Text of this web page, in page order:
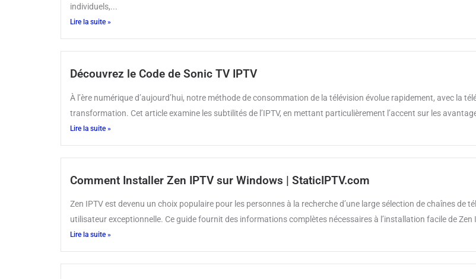
individuels,...
Lire la suite »
Découvrez le Code de Sonic TV IPTV
À l’ère numérique d’aujourd’hui, notre méthode de consommation de la télévision évolue rapidement, avec la
transformation. Cet article examine les subtilités de l’IPTV, en mettant particulièrement l’accent sur les
Lire la suite »
Comment Installer Zen IPTV sur Windows | StaticIPTV.com
Zen IPTV est devenu un choix populaire pour les personnes à la recherche d’une large sélection de chaînes de
utilisateur exceptionnelle. Ce guide fournit des informations complètes nécessaires à l’installation facile de
Lire la suite »